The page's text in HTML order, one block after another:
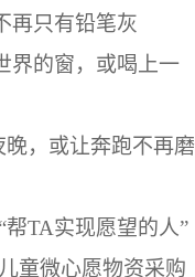
再只有铅笔灰
界的窗，或喝上一
，或让奔跑不再磨
“帮TA实现愿望的人”
童微心愿物资采购